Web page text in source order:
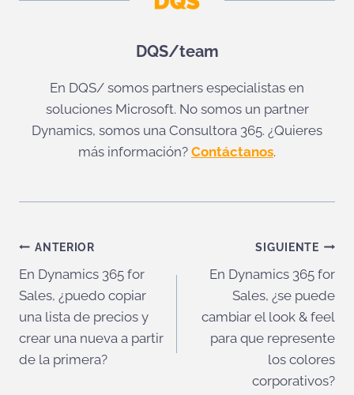
DQS/team
En DQS/ somos partners especialistas en
soluciones Microsoft. No somos un partner
Dynamics, somos una Consultora 365. ¿Quieres
más información? Contáctanos.
Navegación
de
entradas
ANTERIOR
En Dynamics 365 for
Sales, ¿puedo copiar
una lista de precios y
crear una nueva a partir
de la primera?
SIGUIENTE
En Dynamics 365 for
Sales, ¿se puede
cambiar el look & feel
para que represente
los colores
corporativos?